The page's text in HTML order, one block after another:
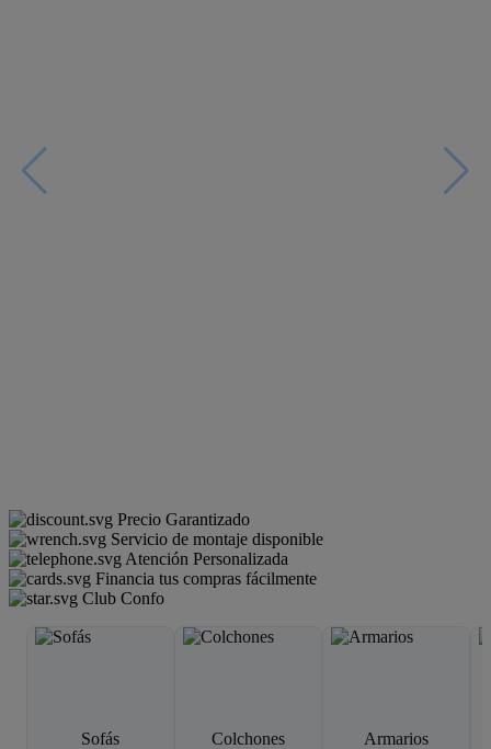
Precio Garantizado
Servicio de montaje disponible
Atención Personalizada
Financia tus compras fácilmente
Club Confo
Sofás Colchones Armarios